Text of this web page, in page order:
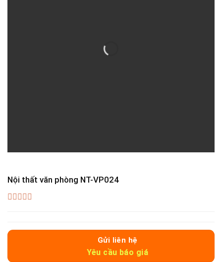
Nội thất văn phòng NT-VP024
5
Gửi liên hệ
Yêu cầu báo giá